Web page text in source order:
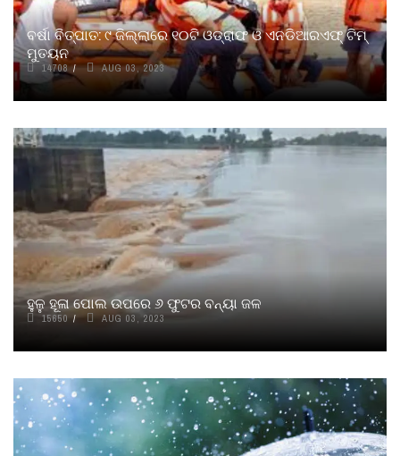
ବର୍ଷା ବିତ୍ପାତ: ୯ ଜିଲ୍ଲାରେ ୧୦ଟି ଓଡ୍ରାଫ ଓ ଏନଡିଆରଏଫ୍ ଟିମ୍
ମୁତୟନ
14708 AUG 03, 2023
ହୁଳୁ ହୂଳା ପୋଲ ଉପରେ ୬ ଫୁଟର ବନ୍ୟା ଜଳ
15650 AUG 03, 2023